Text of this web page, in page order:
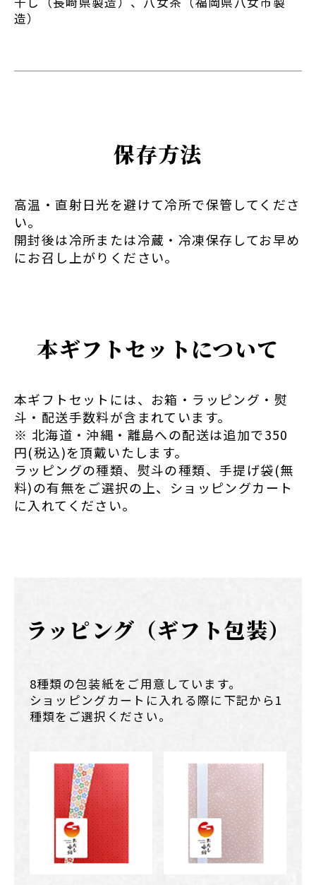
造）
保存方法
高温・直射日光を避けて冷所で保管してくださ
い。
開封後は冷所または冷蔵・冷凍保存してお早め
にお召し上がりください。
本ギフトセットについて
本ギフトセットには、お箱・ラッピング・熨
斗・配送手数料が含まれています。
※ 北海道・沖縄・離島への配送は追加で350
円(税込)を頂戴いたします。
ラッピングの種類、熨斗の種類、手提げ袋(無
料)の有無をご選択の上、ショッピングカート
に入れてください。
ラッピング（ギフト包装）
8種類の包装紙をご用意しています。
ショッピングカートに入れる際に下記から1
種類をご選択ください。